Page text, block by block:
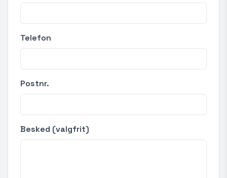
Telefon
Postnr.
Besked (valgfrit)